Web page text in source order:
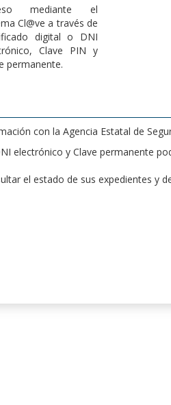
mediante el
Cl@ve a través de
digital o DNI
Clave PIN y
permanente.
con la Agencia Estatal de
electrónico y Clave permanente
el estado de sus expedientes y